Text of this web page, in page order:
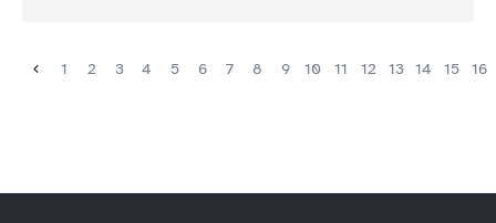
1 2 3 4 5 6 7 8 9 10 11 12 13 14 15 16